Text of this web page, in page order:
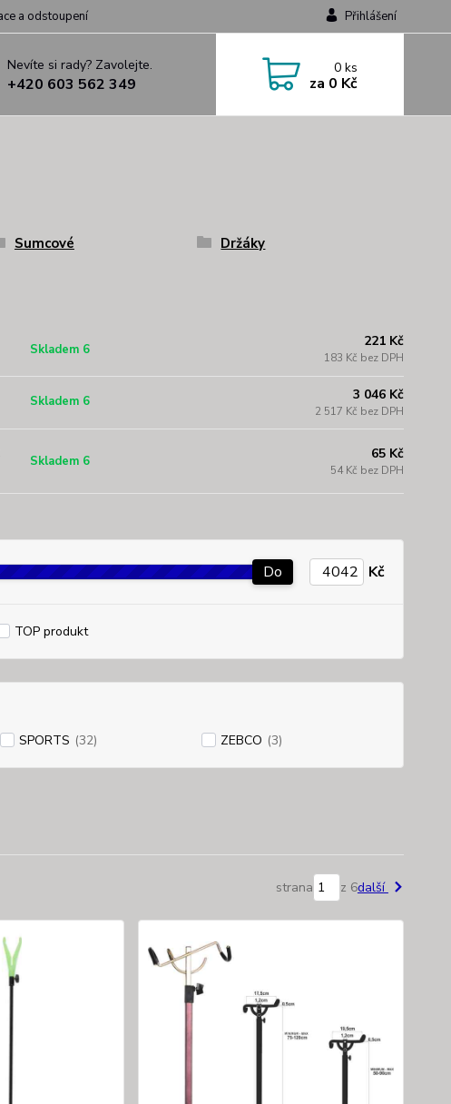
a odstoupení Přihlášení
Nevíte si rady? Zavolejte.
+420 603 562 349
0ks
za 0 Kč
Sumcové Držáky
Skladem 6 221 Kč
183 Kč bez DPH
Skladem 6 3 046 Kč
2 517 Kč bez DPH
Skladem 6 65 Kč
54 Kč bez DPH
Do Kč
TOP produkt
SPORTS (32) ZEBCO (3)
strana z 6další